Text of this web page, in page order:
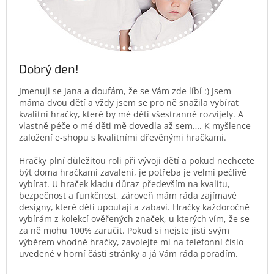
Dobrý den!
Jmenuji se Jana a doufám, že se Vám zde líbí :) Jsem
máma dvou dětí a vždy jsem se pro ně snažila vybírat
kvalitní hračky, které by mé děti všestranně rozvíjely. A
vlastně péče o mé děti mě dovedla až sem…. K myšlence
založení e-shopu s kvalitními dřevěnými hračkami.
Hračky plní důležitou roli při vývoji dětí a pokud nechcete
být doma hračkami zavaleni, je potřeba je velmi pečlivě
vybírat. U hraček kladu důraz především na kvalitu,
bezpečnost a funkčnost, zároveň mám ráda zajímavé
designy, které děti upoutají a zabaví. Hračky každoročně
vybírám z kolekcí ověřených značek, u kterých vím, že se
za ně mohu 100% zaručit. Pokud si nejste jisti svým
výběrem vhodné hračky, zavolejte mi na telefonní číslo
uvedené v horní části stránky a já Vám ráda poradím.